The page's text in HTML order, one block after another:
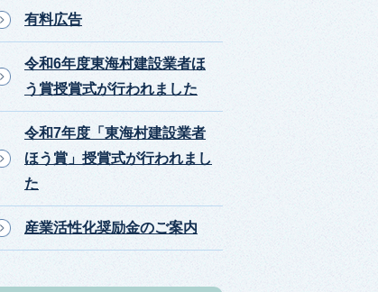
有料広告
令和6年度東海村建設業者ほ
う賞授賞式が行われました
令和7年度「東海村建設業者
ほう賞」授賞式が行われまし
た
産業活性化奨励金のご案内